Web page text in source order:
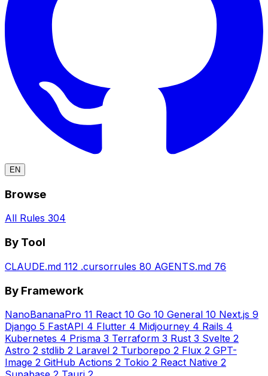
EN
Browse
All Rules 304
By Tool
CLAUDE.md 112 .cursorrules 80 AGENTS.md 76
By Framework
NanoBananaPro 11 React 10 Go 10 General 10 Next.js 9
Django 5 FastAPI 4 Flutter 4 Midjourney 4 Rails 4
Kubernetes 4 Prisma 3 Terraform 3 Rust 3 Svelte 2
Astro 2 stdlib 2 Laravel 2 Turborepo 2 Flux 2 GPT-
Image 2 GitHub Actions 2 Tokio 2 React Native 2